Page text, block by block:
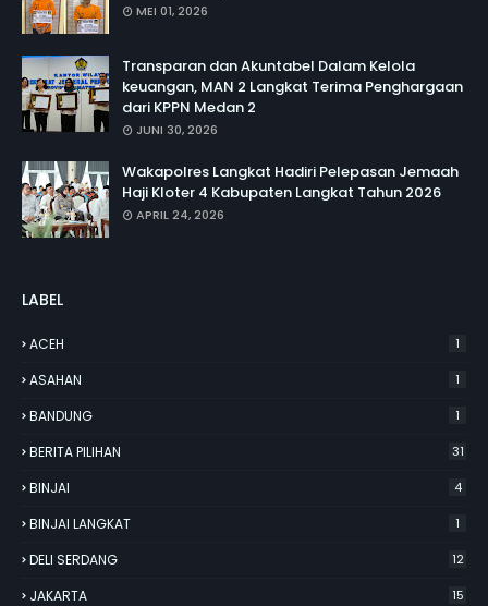
MEI 01, 2026
Transparan dan Akuntabel Dalam Kelola
keuangan, MAN 2 Langkat Terima Penghargaan
dari KPPN Medan 2
JUNI 30, 2026
Wakapolres Langkat Hadiri Pelepasan Jemaah
Haji Kloter 4 Kabupaten Langkat Tahun 2026
APRIL 24, 2026
LABEL
ACEH 1
ASAHAN 1
BANDUNG 1
BERITA PILIHAN 31
BINJAI 4
BINJAI LANGKAT 1
DELI SERDANG 12
JAKARTA 15